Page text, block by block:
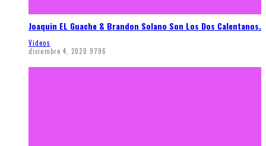
Joaquin EL Guache & Brandon Solano Son Los Dos Calentanos.
Videos
diciembre 4, 2020 9796